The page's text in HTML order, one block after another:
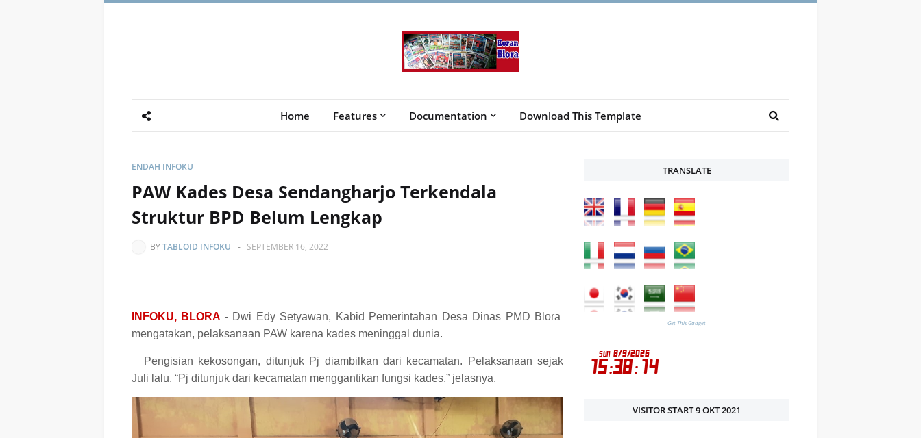
Home Features Documentation Download This Template
ENDAH INFOKU
PAW Kades Desa Sendangharjo Terkendala
Struktur BPD Belum Lengkap
BYTABLOID INFOKU - SEPTEMBER 16, 2022
INFOKU, BLORA - Dwi Edy Setyawan, Kabid Pemerintahan Desa Dinas PMD Blora
mengatakan, pelaksanaan PAW karena kades meninggal dunia.
Pengisian kekosongan, ditunjuk Pj diambilkan dari kecamatan. Pelaksanaan sejak
Juli lalu. “Pj ditunjuk dari kecamatan menggantikan fungsi kades,” jelasnya.
TRANSLATE
Get This Gadget
VISITOR START 9 OKT 2021